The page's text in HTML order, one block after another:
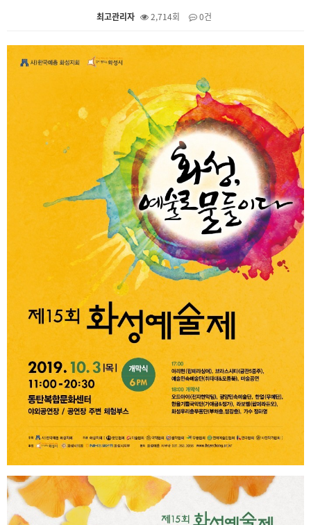
최고관리자 2,714회 0건
본문